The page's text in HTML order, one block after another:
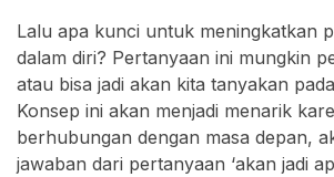
Lalu apa kunci untuk meningkatkan
dalam diri? Pertanyaan ini mungkin
atau bisa jadi akan kita tanyakan
Konsep ini akan menjadi menarik
berhubungan dengan masa depan,
jawaban dari pertanyaan ‘akan jadi